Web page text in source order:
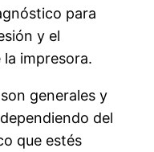
para
y el
impresora.
generales y
del
que estés